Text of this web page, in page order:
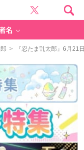
名
> 『忍たま乱太郎』6月21